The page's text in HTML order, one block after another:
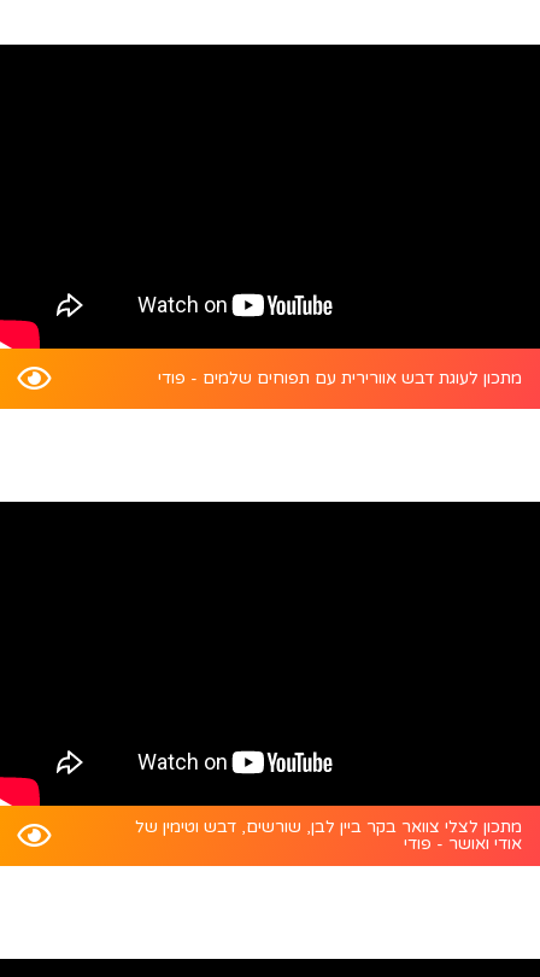
מתכון לעוגת דבש אוורירית עם תפוחים שלמים - פודי
מתכון לצלי צוואר בקר ביין לבן, שורשים, דבש וטימין של
אודי ואושר - פודי